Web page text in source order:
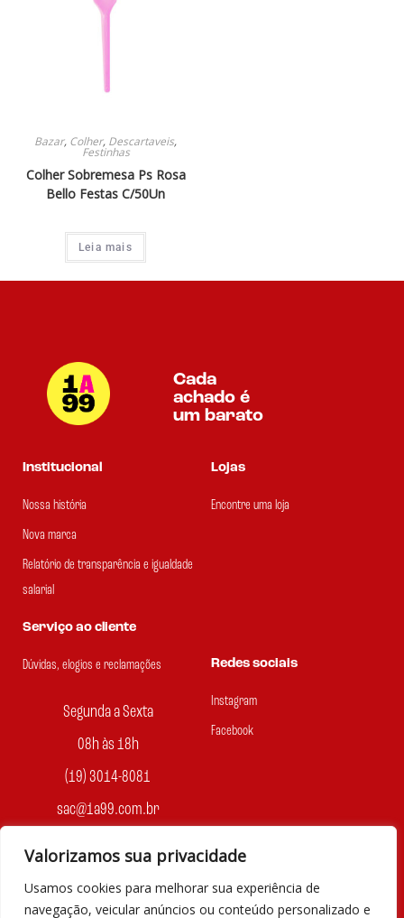
Valorizamos sua privacidade
Usamos cookies para melhorar sua experiência de
navegação, veicular anúncios ou conteúdo personalizado e
Bazar, Colher, Descartaveis,
Festinhas
Colher Sobremesa Ps Rosa
Bello Festas C/50Un
Leia mais
Cada
achado é
um barato
Institucional
Nossa história
Nova marca
Relatório de transparência e igualdade
salarial
Lojas
Encontre uma loja
Serviço ao cliente
Dúvidas, elogios e reclamações
Segunda a Sexta
08h às 18h
(19) 3014-8081
sac@1a99.com.br
Redes sociais
Instagram
Facebook
Formas de pagamento
Dinheiro e Pix